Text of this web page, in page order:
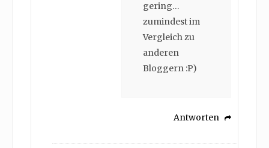
gering…
zumindest im
Vergleich zu
anderen
Bloggern :P)
Antworten